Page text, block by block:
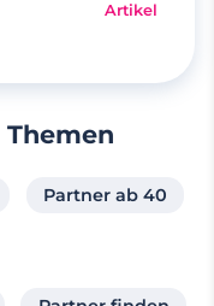
Artikel lesen
Themen
Partner ab 40